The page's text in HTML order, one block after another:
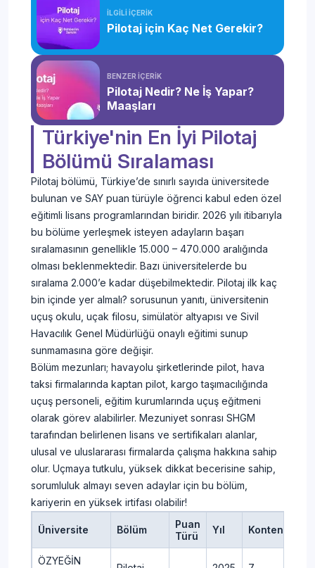
İLGİLİ İÇERİK
Pilotaj için Kaç Net Gerekir?
BENZER İÇERİK
Pilotaj Nedir? Ne İş Yapar?
Maaşları
Türkiye'nin En İyi Pilotaj
Bölümü Sıralaması
Pilotaj bölümü, Türkiye’de sınırlı sayıda üniversitede
bulunan ve SAY puan türüyle öğrenci kabul eden özel
eğitimli lisans programlarından biridir. 2026 yılı itibarıyla
bu bölüme yerleşmek isteyen adayların başarı
sıralamasının genellikle 15.000 – 470.000 aralığında
olması beklenmektedir. Bazı üniversitelerde bu
sıralama 2.000’e kadar düşebilmektedir. Pilotaj ilk kaç
bin içinde yer almalı? sorusunun yanıtı, üniversitenin
uçuş okulu, uçak filosu, simülatör altyapısı ve Sivil
Havacılık Genel Müdürlüğü onaylı eğitimi sunup
sunmamasına göre değişir.
Bölüm mezunları; havayolu şirketlerinde pilot, hava
taksi firmalarında kaptan pilot, kargo taşımacılığında
uçuş personeli, eğitim kurumlarında uçuş eğitmeni
olarak görev alabilirler. Mezuniyet sonrası SHGM
tarafından belirlenen lisans ve sertifikaları alanlar,
ulusal ve uluslararası firmalarda çalışma hakkına sahip
olur. Uçmaya tutkulu, yüksek dikkat becerisine sahip,
sorumluluk almayı seven adaylar için bu bölüm,
kariyerin en yüksek irtifası olabilir!
Üniversite Bölüm
Puan
Türü
Yıl Kontenjan
ÖZYEĞİN